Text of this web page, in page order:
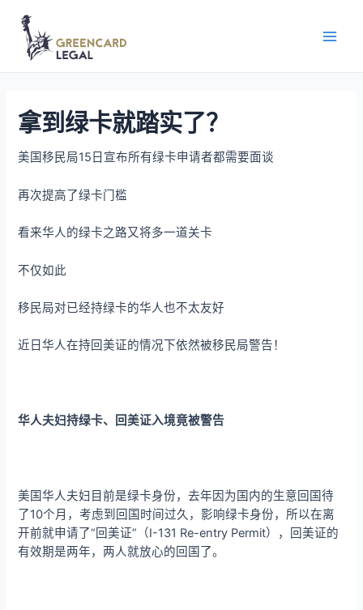
拿到绿卡就踏实了？
美国移民局15日宣布所有绿卡申请者都需要面谈
再次提高了绿卡门槛
看来华人的绿卡之路又将多一道关卡
不仅如此
移民局对已经持绿卡的华人也不太友好
近日华人在持回美证的情况下依然被移民局警告！
华人夫妇持绿卡、回美证入境竟被警告
美国华人夫妇目前是绿卡身份，去年因为国内的生意回国待
了10个月，考虑到回国时间过久，影响绿卡身份，所以在离
开前就申请了“回美证”（I-131 Re-entry Permit），回美证的
有效期是两年，两人就放心的回国了。